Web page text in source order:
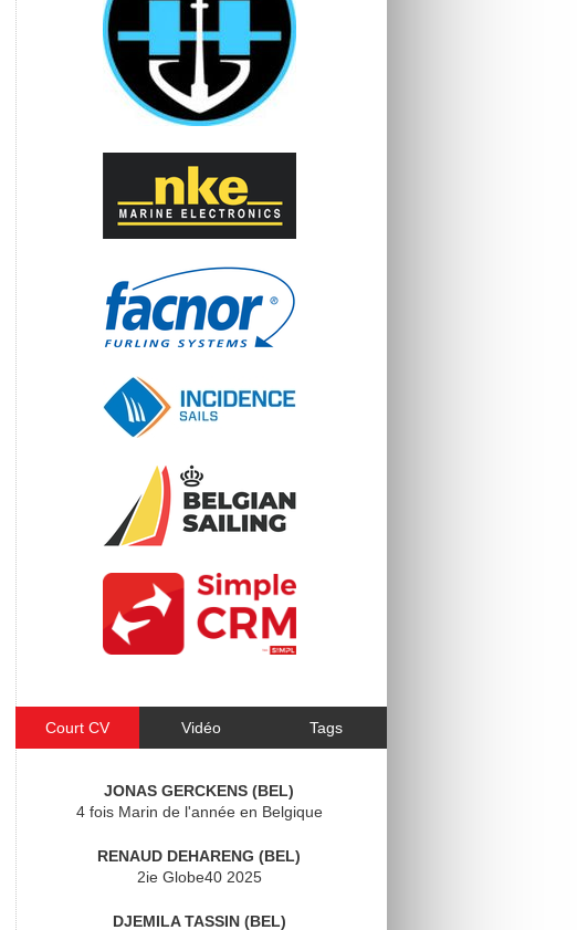
Court CV Vidéo Tags
JONAS GERCKENS (BEL)
4 fois Marin de l'année en Belgique
RENAUD DEHARENG (BEL)
2ie Globe40 2025
DJEMILA TASSIN (BEL)